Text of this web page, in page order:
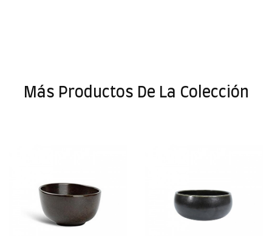
Más Productos De La Colección